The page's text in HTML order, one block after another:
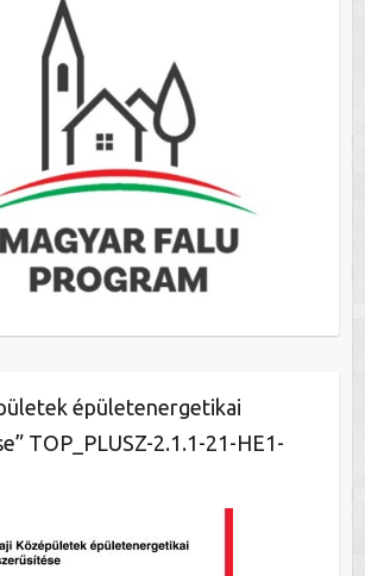
épületenergetikai
TOP_PLUSZ-2.1.1-21-HE1-